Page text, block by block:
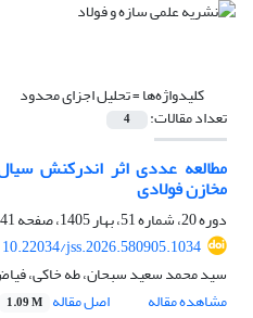
کلیدواژه‌ها =تحلیل اجزای محدود
تعداد مقالات: 4
مطالعه عددی اثر اندرکنش
مخازن فولادی
دوره 20، شماره 51، بهار 1405، صفحه
41-54
10.22034/jss.2026.580905.1034
سید محمد سعید سبحان، طه خاکی،
مشاهده مقاله
اصل مقاله 1.09 M